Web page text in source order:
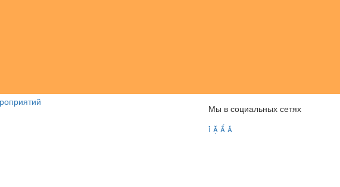
Мы в социальных сетях
   